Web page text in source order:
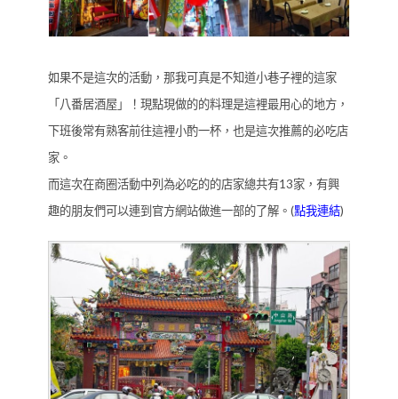
如果不是這次的活動，那我可真是不知道小巷子裡的這家
「八番居酒屋」！現點現做的的料理是這裡最用心的地方，
下班後常有熟客前往這裡小酌一杯，也是這次推薦的必吃店
家。
而這次在商圈活動中列為必吃的的店家總共有13家，有興
趣的朋友們可以連到官方網站做進一部的了解。(點我連結)